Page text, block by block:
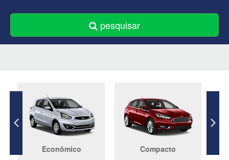
pesquisar
Econômico Compacto